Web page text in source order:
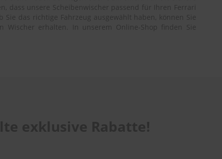
dass unsere Scheibenwischer passend für Ihren Ferrari
das richtige Fahrzeug ausgewählt haben, können Sie
erhalten. In unserem Online-Shop finden Sie